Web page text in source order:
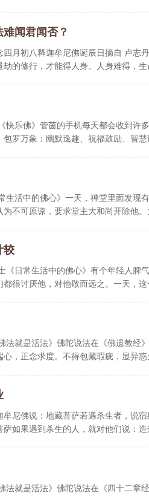
闻君闻否？
月初八释迦牟尼佛诞辰日摘自 卢志
的修行，才能得人身。人身难得，生
乐佛》管茵的手机每天都会收到许多
罗万象：幽默逸趣、祝福鼓励、智慧
生活中的佛心》一天，禅堂里面发现
不可原谅，要求堂主大和尚开除他。
较
《日常生活中的佛心》有个年轻人脾
很讨厌他，对他敬而远之。一天，这
法就是活法》佛陀说法在《佛遗教经
，正念求度。不得包藏瑕疵，显异惑
尼佛说：地藏菩萨若遇杀生者，说宿
如果遇到杀生的人，就对他们说：造
就是活法》佛陀说法在《四十二章经